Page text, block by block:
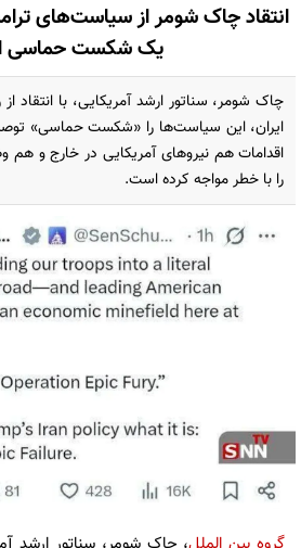
انتقاد چاک شومر از سیاست‌های
یک شکست حماسی
چاک شومر، سناتور ارشد آمریکایی، با انتقاد
ایران، این سیاست‌ها را «شکست حماسی»
اقدامات هم نیروهای آمریکایی در خارج و
را با خطر مواجه کرده است.